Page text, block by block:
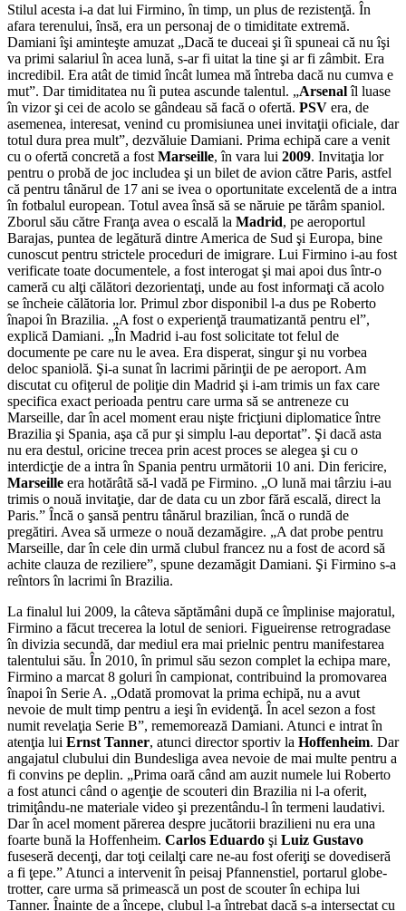
Stilul acesta i-a dat lui Firmino, în timp, un plus de rezistenţă. În
afara terenului, însă, era un personaj de o timiditate extremă.
Damiani îşi aminteşte amuzat „Dacă te duceai şi îi spuneai că nu îşi
va primi salariul în acea lună, s-ar fi uitat la tine şi ar fi zâmbit. Era
incredibil. Era atât de timid încât lumea mă întreba dacă nu cumva e
mut”. Dar timiditatea nu îi putea ascunde talentul. „Arsenalîl luase
în vizor şi cei de acolo se gândeau să facă o ofertă. PSV era, de
asemenea, interesat, venind cu promisiunea unei invitaţii oficiale, dar
totul dura prea mult”, dezvăluie Damiani. Prima echipă care a venit
cu o ofertă concretă a fost Marseille, în vara lui 2009. Invitaţia lor
pentru o probă de joc includea şi un bilet de avion către Paris, astfel
că pentru tânărul de 17 ani se ivea o oportunitate excelentă de a intra
în fotbalul european. Totul avea însă să se năruie pe tărâm spaniol.
Zborul său către Franţa avea o escală la Madrid, pe aeroportul
Barajas, puntea de legătură dintre America de Sud şi Europa, bine
cunoscut pentru strictele proceduri de imigrare. Lui Firmino i-au fost
verificate toate documentele, a fost interogat şi mai apoi dus într-o
cameră cu alţi călători dezorientaţi, unde au fost informaţi că acolo
se încheie călătoria lor. Primul zbor disponibil l-a dus pe Roberto
înapoi în Brazilia. „A fost o experienţă traumatizantă pentru el”,
explică Damiani. „În Madrid i-au fost solicitate tot felul de
documente pe care nu le avea. Era disperat, singur şi nu vorbea
deloc spaniolă. Şi-a sunat în lacrimi părinţii de pe aeroport. Am
discutat cu ofiţerul de poliţie din Madrid şi i-am trimis un fax care
specifica exact perioada pentru care urma să se antreneze cu
Marseille, dar în acel moment erau nişte fricţiuni diplomatice între
Brazilia şi Spania, aşa că pur şi simplu l-au deportat”. Şi dacă asta
nu era destul, oricine trecea prin acest proces se alegea şi cu o
interdicţie de a intra în Spania pentru următorii 10 ani. Din fericire,
Marseille era hotărâtă să-l vadă pe Firmino. „O lună mai târziu i-au
trimis o nouă invitaţie, dar de data cu un zbor fără escală, direct la
Paris.” Încă o şansă pentru tânărul brazilian, încă o rundă de
pregătiri. Avea să urmeze o nouă dezamăgire. „A dat probe pentru
Marseille, dar în cele din urmă clubul francez nu a fost de acord să
achite clauza de reziliere”, spune dezamăgit Damiani. Şi Firmino s-a
reîntors în lacrimi în Brazilia.
La finalul lui 2009, la câteva săptămâni după ce împlinise majoratul,
Firmino a făcut trecerea la lotul de seniori. Figueirense retrogradase
în divizia secundă, dar mediul era mai prielnic pentru manifestarea
talentului său. În 2010, în primul său sezon complet la echipa mare,
Firmino a marcat 8 goluri în campionat, contribuind la promovarea
înapoi în Serie A. „Odată promovat la prima echipă, nu a avut
nevoie de mult timp pentru a ieşi în evidenţă. În acel sezon a fost
numit revelaţia Serie B”, rememorează Damiani. Atunci e intrat în
atenţia lui Ernst Tanner, atunci director sportiv la Hoffenheim. Dar
angajatul clubului din Bundesliga avea nevoie de mai multe pentru a
fi convins pe deplin. „Prima oară când am auzit numele lui Roberto
a fost atunci când o agenţie de scouteri din Brazilia ni l-a oferit,
trimiţându-ne materiale video şi prezentându-l în termeni laudativi.
Dar în acel moment părerea despre jucătorii brazilieni nu era una
foarte bună la Hoffenheim. Carlos Eduardo şi Luiz Gustavo
fuseseră decenţi, dar toţi ceilalţi care ne-au fost oferiţi se dovediseră
a fi ţepe.” Atunci a intervenit în peisaj Pfannenstiel, portarul globe-
trotter, care urma să primească un post de scouter în echipa lui
Tanner. Înainte de a începe, clubul l-a întrebat dacă s-a intersectat cu